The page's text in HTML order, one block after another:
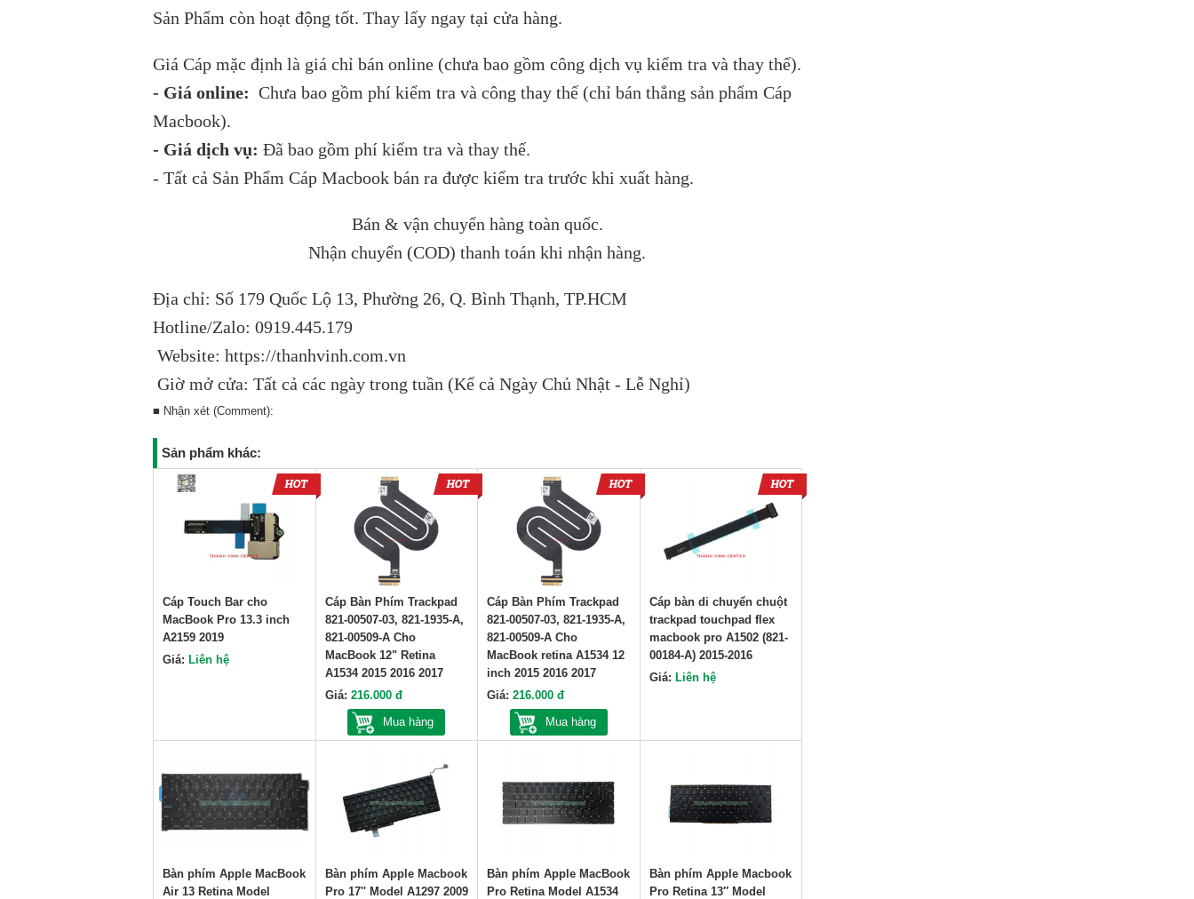
Sản Phẩm còn hoạt động tốt. Thay lấy ngay tại cửa hàng.
Giá Cáp mặc định là giá chỉ bán online (chưa bao gồm công dịch vụ kiểm tra và thay thế).
- Giá online: Chưa bao gồm phí kiểm tra và công thay thế (chỉ bán thẳng sản phẩm Cáp
Macbook).
- Giá dịch vụ: Đã bao gồm phí kiểm tra và thay thế.
- Tất cả Sản Phẩm Cáp Macbook bán ra được kiểm tra trước khi xuất hàng.
Bán & vận chuyển hàng toàn quốc.
Nhận chuyển (COD) thanh toán khi nhận hàng.
Địa chỉ: Số 179 Quốc Lộ 13, Phường 26, Q. Bình Thạnh, TP.HCM
Hotline/Zalo: 0919.445.179
Website: https://thanhvinh.com.vn
Giờ mở cửa: Tất cả các ngày trong tuần (Kể cả Ngày Chủ Nhật - Lễ Nghỉ)
■ Nhận xét (Comment):
Sản phẩm khác:
Cáp Touch Bar cho
MacBook Pro 13.3 inch
A2159 2019
Giá: Liên hệ
Cáp Bàn Phím Trackpad
821-00507-03, 821-1935-A,
821-00509-A Cho
MacBook 12" Retina
A1534 2015 2016 2017
Giá: 216.000 đ
Mua hàng
Cáp Bàn Phím Trackpad
821-00507-03, 821-1935-A,
821-00509-A Cho
MacBook retina A1534 12
inch 2015 2016 2017
Giá: 216.000 đ
Mua hàng
Cáp bàn di chuyển chuột
trackpad touchpad flex
macbook pro A1502 (821-
00184-A) 2015-2016
Giá: Liên hệ
Bàn phím Apple MacBook
Air 13 Retina Model
Bàn phím Apple Macbook
Pro 17'' Model A1297 2009
Bàn phím Apple MacBook
Pro Retina Model A1534
Bàn phím Apple Macbook
Pro Retina 13″ Model